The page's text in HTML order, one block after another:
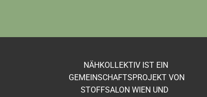
NÄHKOLLEKTIV IST EIN
GEMEINSCHAFTSPROJEKT VON
STOFFSALON WIEN UND